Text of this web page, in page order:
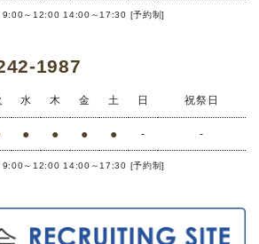
～12:00 14:00～17:30 [予約制]
1987
水 木 金 土 日 祝祭日
● ● ● ● - -
～12:00 14:00～17:30 [予約制]